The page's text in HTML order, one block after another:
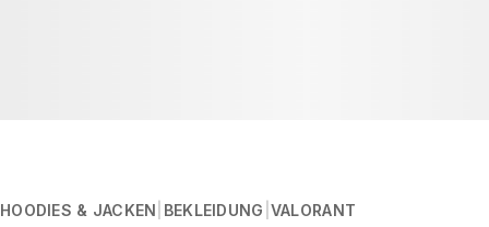
HOODIES & JACKEN BEKLEIDUNG VALORANT